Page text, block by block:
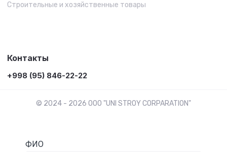
Строительные и хозяйственные товары
Контакты
+998 (95) 846-22-22
© 2024 - 2026 OOO "UNI STROY CORPARATION"